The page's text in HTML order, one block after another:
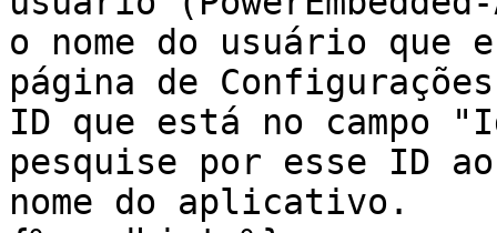
o nome do usuário
página de
ID que está no campo
pesquise por esse ID
nome do aplicativo.